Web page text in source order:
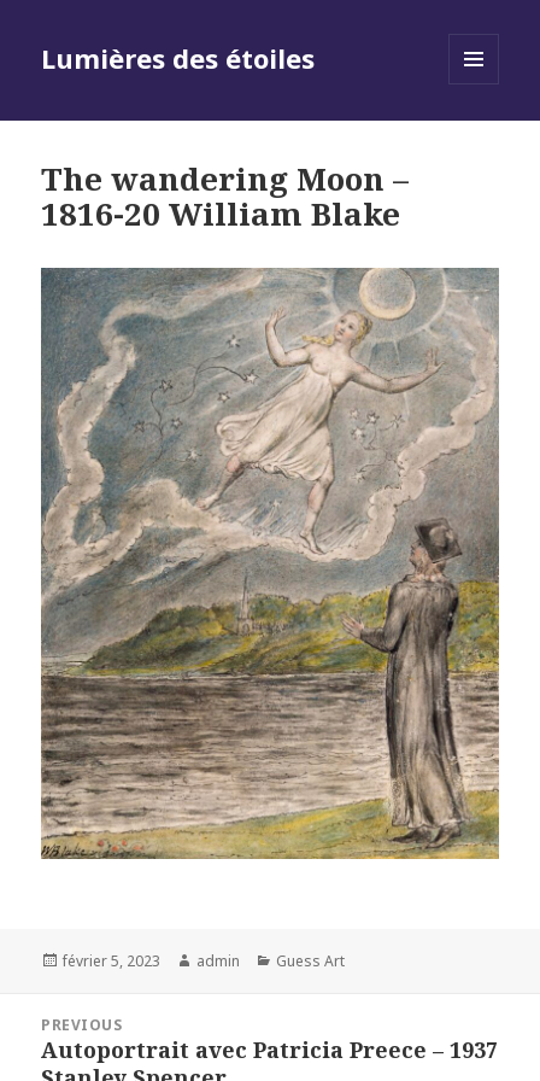
Lumières des étoiles
The wandering Moon –
1816-20 William Blake
Posted
février 5, 2023 Author
admin Categories
Guess Art
l’article
PREVIOUS
Previous
Autoportrait avec Patricia Preece – 1937